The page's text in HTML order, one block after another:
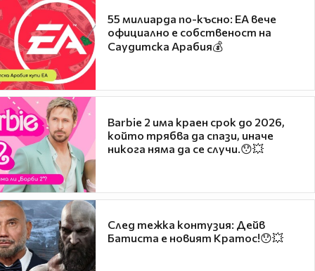
55 милиарда по-късно: EA вече
официално е собственост на
Саудитска Арабия💰
Barbie 2 има краен срок до 2026,
който трябва да спази, иначе
никога няма да се случи.😯💥
След тежка контузия: Дейв
Батиста е новият Кратос!😯💥